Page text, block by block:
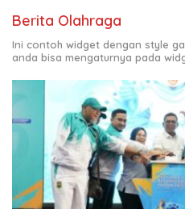
Berita Olahraga
Ini contoh widget dengan style
anda bisa mengaturnya pada